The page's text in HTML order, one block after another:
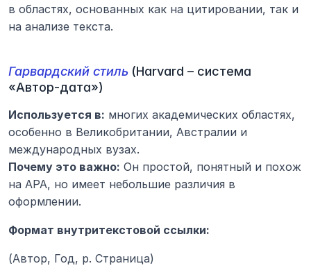
в областях, основанных как на цитировании, так и
на анализе текста.
Гарвардский стиль (Harvard – система
«Автор-дата»)
Используется в: многих академических областях,
особенно в Великобритании, Австралии и
международных вузах.
Почему это важно: Он простой, понятный и похож
на APA, но имеет небольшие различия в
оформлении.
Формат внутритекстовой ссылки:
(Автор, Год, p. Страница)